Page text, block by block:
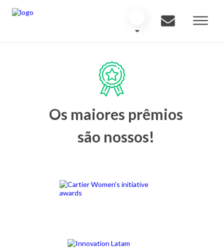
Os maiores prêmios
são nossos!